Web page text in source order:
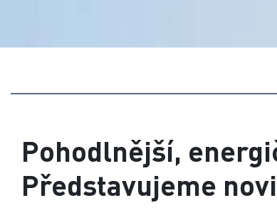
Pohodlnější,
Představujeme